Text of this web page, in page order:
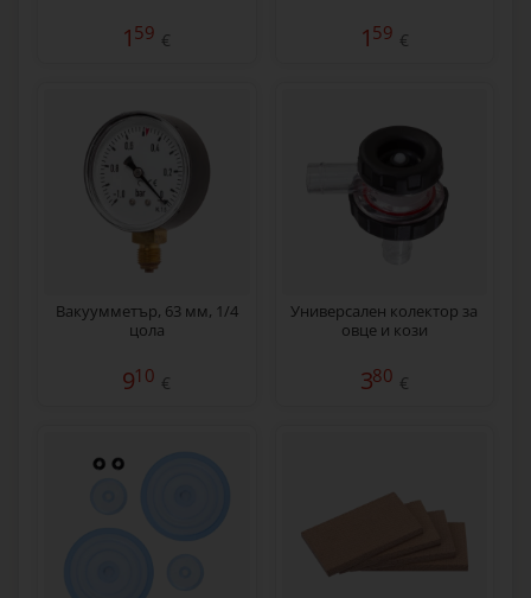
159 € 1 59 €
Вакуумметър, 63 мм, 1/4
цола
910 €
Универсален колектор за
овце и кози
380 €